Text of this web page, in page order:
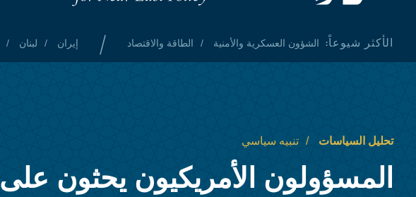
الأكثر شيوعاً: الشؤون العسكرية والأمنية الطاقة والاقتصاد / إيران لبنان
تحليل السياسات تنبيه سياسي
المسؤولون الأمريكيون يحثون على